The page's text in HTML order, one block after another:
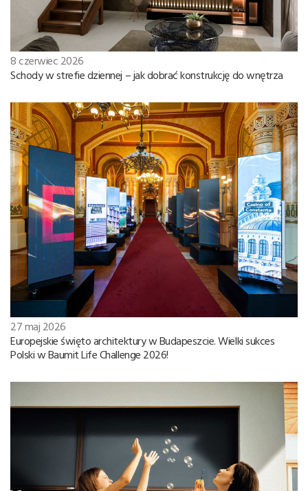
8 czerwiec 2026
Schody w strefie dziennej – jak dobrać konstrukcję do wnętrza
27 maj 2026
Europejskie święto architektury w Budapeszcie. Wielki sukces
Polski w Baumit Life Challenge 2026!